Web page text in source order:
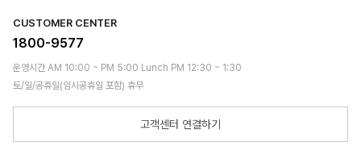
CUSTOMER CENTER
1800-9577
운영시간 AM 10:00 ~ PM 5:00 Lunch PM 12:30 ~ 1:30
토/일/공휴일(임시공휴일 포함) 휴무
고객센터 연결하기